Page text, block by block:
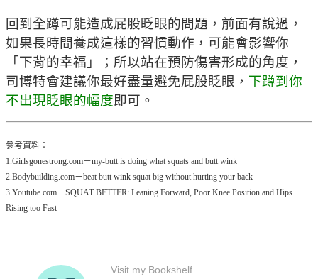
回到全蹲可能造成屁股眨眼的問題，前面有說過，
如果長時間養成這樣的習慣動作，可能會影響你
「下背的幸福」；所以站在預防傷害形成的角度，
司博特會建議你最好盡量避免屁股眨眼， 下蹲到你
不出現眨眼的幅度即可。
參考資料：
1.Girlsgonestrong.com－my-butt is doing what squats and butt wink
2.Bodybuilding.com－beat butt wink squat big without hurting your back
3.Youtube.com－SQUAT BETTER: Leaning Forward, Poor Knee Position and Hips
Rising too Fast